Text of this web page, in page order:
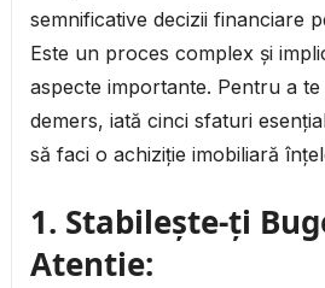
semnificative decizii financiare
Este un proces complex și
aspecte importante. Pentru a
demers, iată cinci sfaturi
să faci o achiziție imobiliară
1. Stabilește-ți
Atentie: